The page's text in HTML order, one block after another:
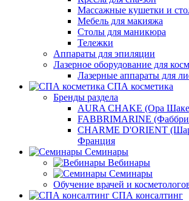
Массажные кушетки и
Мебель для макияжа
Столы для маникюра
Тележки
Аппараты для эпиляции
Лазерное оборудование для
Лазерные аппараты для
СПА косметика
Бренды раздела
AURA CHAKE (Ора
FABBRIMARINE
CHARME D'ORIENT
Франция
Семинары
Вебинары
Семинары
Обучение врачей и
СПА консалтинг